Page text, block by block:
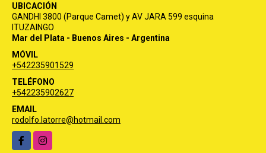
UBICACIÓN
GANDHI 3800 (Parque Camet) y AV JARA 599 esquina
ITUZAINGO
Mar del Plata - Buenos Aires - Argentina
MÓVIL
+542235901529
TELÉFONO
+542235902627
EMAIL
rodolfo.latorre@hotmail.com
FacebookInstagram